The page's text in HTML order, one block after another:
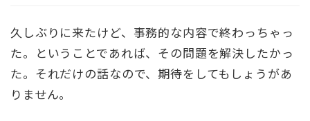
久しぶりに来たけど、事務的な内容で終わっちゃっ
た。ということであれば、その問題を解決したかっ
た。それだけの話なので、期待をしてもしょうがあ
りません。